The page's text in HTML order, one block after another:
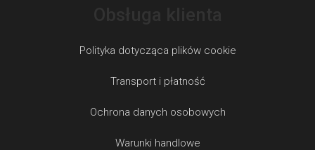
Polityka dotycząca plików cookie
Transport i płatność
Ochrona danych osobowych
Warunki handlowe